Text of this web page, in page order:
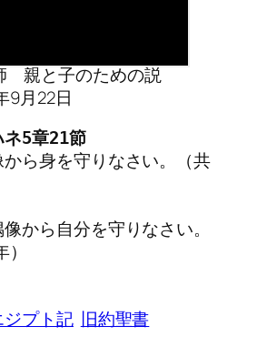
親と子のための説
9月22日
ネ5章21節
ら身を守りなさい。（共
から自分を守りなさい。
ジプト記 旧約聖書